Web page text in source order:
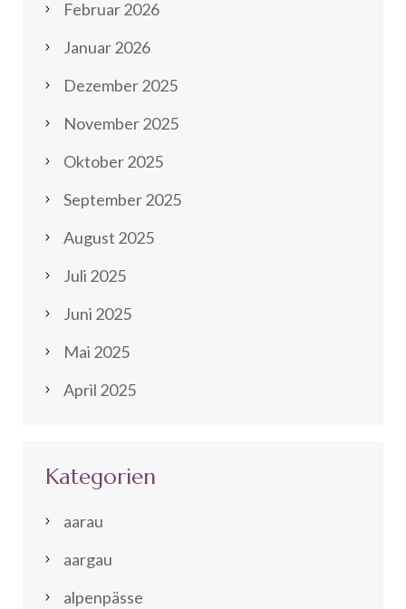
Februar 2026
Januar 2026
Dezember 2025
November 2025
Oktober 2025
September 2025
August 2025
Juli 2025
Juni 2025
Mai 2025
April 2025
Kategorien
aarau
aargau
alpenpässe